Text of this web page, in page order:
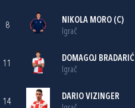
8
NIKOLA MORO (C)
Igrač
11
DOMAGOJ BRADARIĆ
Igrač
14
DARIO VIZINGER